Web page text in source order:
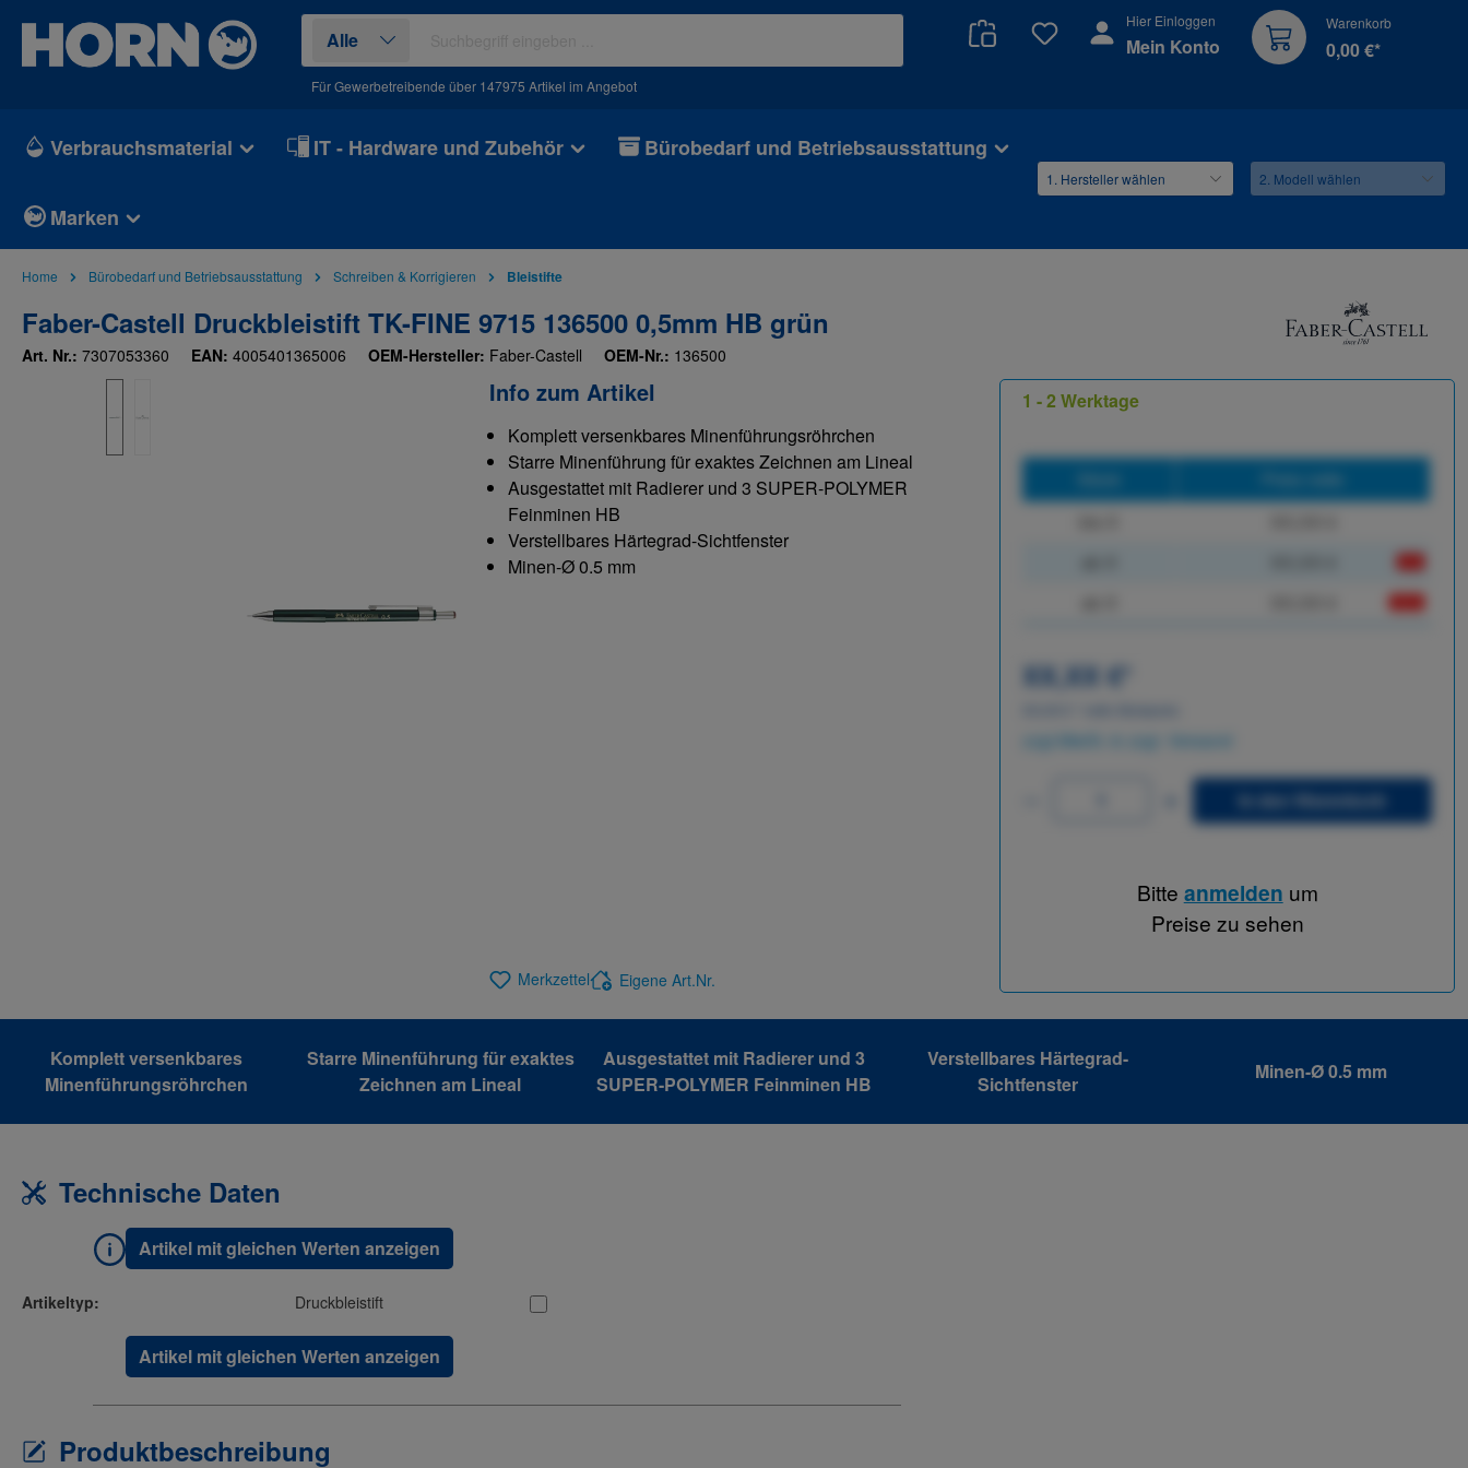
Zur Hauptnavigation springen
Alle
Für Gewerbetreibende über 147975 Artikel im Angebot
Du hast 0 Produkte auf dem Merkzettel
Hier Einloggen
Mein Konto
Warenkorb
0,00 €*
Verbrauchsmaterial IT - Hardware und Zubehör Bürobedarf und Betriebsausstattung
Marken
Home Bürobedarf und Betriebsausstattung Schreiben & Korrigieren Bleistifte
Faber-Castell Druckbleistift TK-FINE 9715 136500 0,5mm HB grün
Art. Nr.: 7307053360 EAN: 4005401365006 OEM-Hersteller: Faber-Castell OEM-Nr.: 136500
Info zum Artikel
Komplett versenkbares Minenführungsröhrchen
Starre Minenführung für exaktes Zeichnen am Lineal
Ausgestattet mit Radierer und 3 SUPER-POLYMER
Feinminen HB
Verstellbares Härtegrad-Sichtfenster
Minen-Ø 0.5 mm
Merkzettel Eigene Art.Nr.
1 - 2 Werktage
XX,XX €
In den Warenkorb
Bitte anmelden um
Preise zu sehen
Komplett versenkbares
Minenführungsröhrchen
Starre Minenführung für exaktes
Zeichnen am Lineal
Ausgestattet mit Radierer und 3
SUPER-POLYMER Feinminen HB
Verstellbares Härtegrad-
Sichtfenster
Minen-Ø 0.5 mm
Technische Daten
Artikel mit gleichen Werten anzeigen
Artikeltyp: Druckbleistift
Artikel mit gleichen Werten anzeigen
Produktbeschreibung